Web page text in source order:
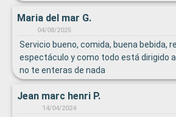
Maria del mar G.
04/08/2025
Servicio bueno, comida, buena bebida,
espectáculo y como todo está dirigido
no te enteras de nada
Jean marc henri P.
14/04/2024